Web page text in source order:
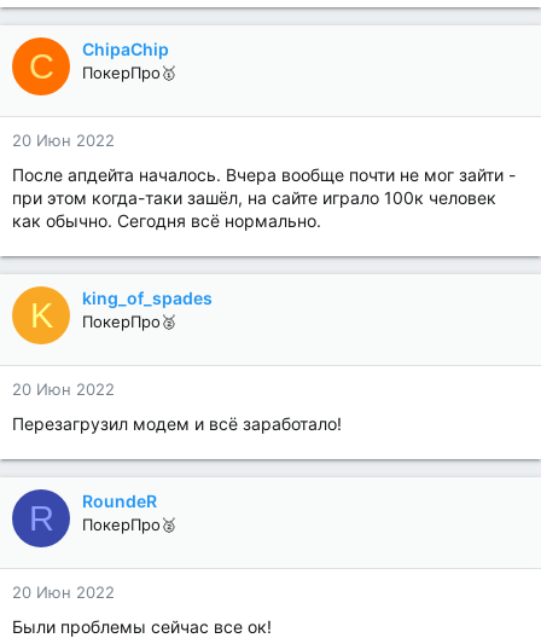
C ChipaChip
ПокерПро🥇
20 Июн 2022
После апдейта началось. Вчера вообще почти не мог зайти -
при этом когда-таки зашёл, на сайте играло 100к человек
как обычно. Сегодня всё нормально.
K king_of_spades
ПокерПро🥈
20 Июн 2022
Перезагрузил модем и всё заработало!
R RoundeR
ПокерПро🥈
20 Июн 2022
Были проблемы сейчас все ок!